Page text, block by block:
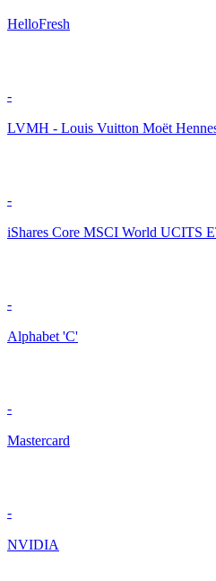
HelloFresh
-
LVMH - Louis Vuitton Moët
-
iShares Core MSCI World UCITS
-
Alphabet 'C'
-
Mastercard
-
NVIDIA